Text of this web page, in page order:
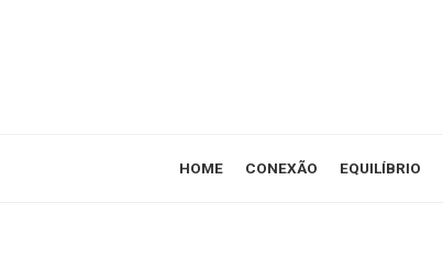
HOME CONEXÃO EQUILÍBRIO